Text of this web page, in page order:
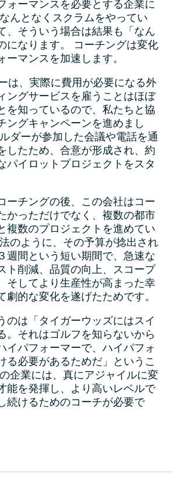
ォーマンスを必要とする企業に
んとなくスクラムをやってい
、そういう場合は結果も「なん
になります。 コーチングは変化
ーマンスを加速します。
は、実際に費用が必要になる外
ングサービスを雇うことはほぼ
を知っているので、私たちと協
ングキャンペーンを進めまし
ダーが参加した会議や電話を通
したため、合意が形成され、約
パイロットプロジェクトをスタ
ーチングの後、この会社はコー
かっただけでなく、複数の都市
複数のプロジェクトを進めてい
のように、その予算が捻出され
週間という短い期間で、急速な
ト削減、品質の向上、スコープ
そしてより生産性が高まった幸
劇的な変化を遂げたためです。
のは「タイガーウッズにはスイ
。それはゴルフを知らないから
イパフォーマーで、ハイパフォ
る必要があるためだ」というこ
企業には、真にアジャイルに変
能を発揮し、より高いレベルで
続けるためのコーチが必要で